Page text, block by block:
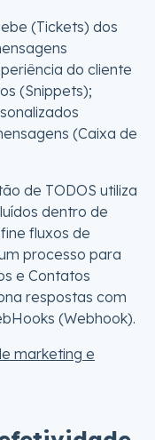
(Tickets) dos
do cliente
(Snippets);
(Caixa de
de TODOS utiliza
dentro de
fluxos de
processo para
e Contatos
respostas com
(Webhook).
marketing e